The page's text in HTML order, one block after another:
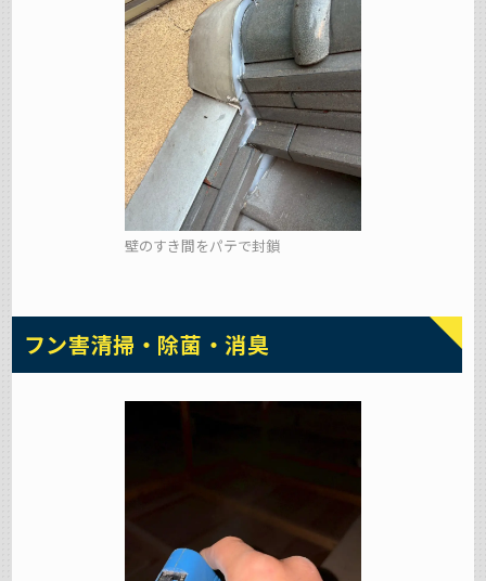
壁のすき間をパテで封鎖
フン害清掃・除菌・消臭